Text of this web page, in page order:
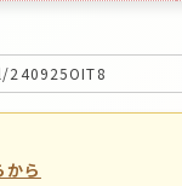
ら